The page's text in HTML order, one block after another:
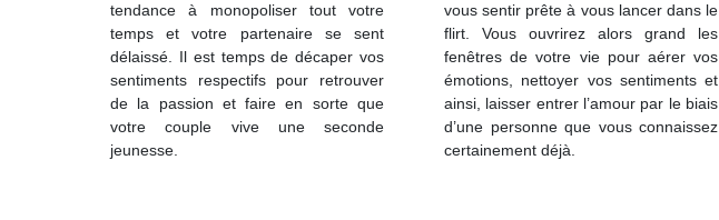
tendance à monopoliser tout votre
temps et votre partenaire se sent
délaissé. Il est temps de décaper vos
sentiments respectifs pour retrouver
de la passion et faire en sorte que
votre couple vive une seconde
jeunesse.
vous sentir prête à vous lancer dans le
flirt. Vous ouvrirez alors grand les
fenêtres de votre vie pour aérer vos
émotions, nettoyer vos sentiments et
ainsi, laisser entrer l’amour par le biais
d’une personne que vous connaissez
certainement déjà.